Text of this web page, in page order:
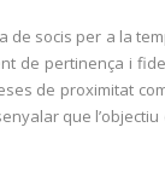
per a la
pertinença i
de proximitat
que